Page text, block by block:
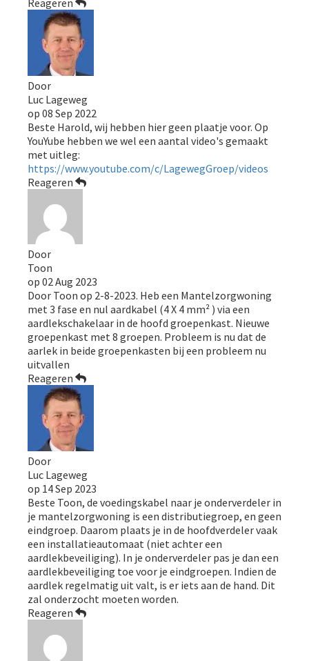
Door
Luc Lageweg
op 08 Sep 2022
Beste Harold, wij hebben hier geen plaatje voor. Op
YouYube hebben we wel een aantal video's gemaakt
met uitleg:
https://www.youtube.com/c/LagewegGroep/videos
Reageren
Door
Toon
op 02 Aug 2023
Door Toon op 2-8-2023. Heb een Mantelzorgwoning
met 3 fase en nul aardkabel (4 X 4 mm² ) via een
aardlekschakelaar in de hoofd groepenkast. Nieuwe
groepenkast met 8 groepen. Probleem is nu dat de
aarlek in beide groepenkasten bij een probleem nu
uitvallen
Reageren
Door
Luc Lageweg
op 14 Sep 2023
Beste Toon, de voedingskabel naar je onderverdeler in
je mantelzorgwoning is een distributiegroep, en geen
eindgroep. Daarom plaats je in de hoofdverdeler vaak
een installatieautomaat (niet achter een
aardlekbeveiliging). In je onderverdeler pas je dan een
aardlekbeveiliging toe voor je eindgroepen. Indien de
aardlek regelmatig uit valt, is er iets aan de hand. Dit
zal onderzocht moeten worden.
Reageren